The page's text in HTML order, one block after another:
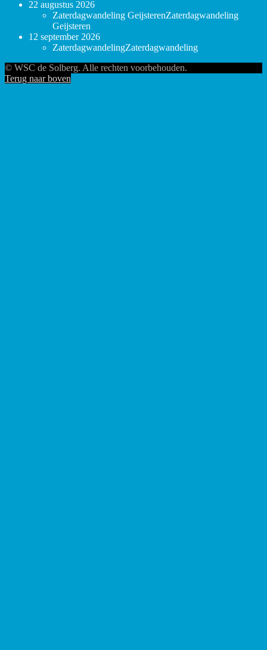
22 augustus 2026
Zaterdagwandeling GeijsterenZaterdagwandeling
Geijsteren
12 september 2026
ZaterdagwandelingZaterdagwandeling
© WSC de Solberg. Alle rechten voorbehouden.
Terug naar boven